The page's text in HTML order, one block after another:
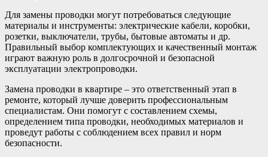
Для замены проводки могут потребоваться следующие
материалы и инструменты: электрические кабели, коробки,
розетки, выключатели, трубы, бытовые автоматы и др.
Правильный выбор комплектующих и качественный монтаж
играют важную роль в долгосрочной и безопасной
эксплуатации электропроводки.
Замена проводки в квартире – это ответственный этап в
ремонте, который лучше доверить профессиональным
специалистам. Они помогут с составлением схемы,
определением типа проводки, необходимых материалов и
проведут работы с соблюдением всех правил и норм
безопасности.